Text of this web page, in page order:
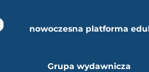
nowoczesna platforma
Grupa wydawnicza